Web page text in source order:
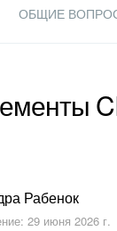
ОБЩИЕ
Рабенок
29 июня 2026 г.